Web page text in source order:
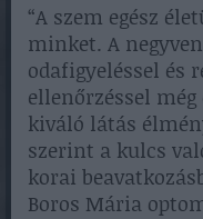
“A szem egész
minket. A
odafigyeléssel és
ellenőrzéssel
kiváló látás
szerint a kulcs
korai
Boros Mária